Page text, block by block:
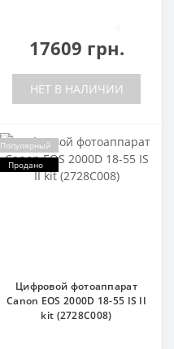
17609 грн.
НЕТ В НАЛИЧИИ
Популярный
Продано
Цифровой фотоаппарат
Canon EOS 2000D 18-55 IS II
kit (2728C008)